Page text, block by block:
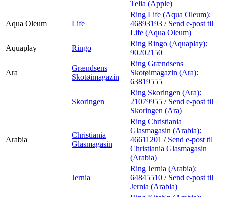
Telia (Apple)
Aqua Oleum Life
Ring Life (Aqua Oleum):
46893193 / Send e-post til
Life (Aqua Oleum)
Aquaplay
Ringo
Ring Ringo (Aquaplay):
90202150
Ara
Grændsens
Skotøimagazin
Ring Grændsens
Skotøimagazin (Ara):
63819555
Skoringen
Ring Skoringen (Ara):
21079955 / Send e-post til
Skoringen (Ara)
Arabia
Christiania
Glasmagasin
Ring Christiania
Glasmagasin (Arabia):
46611201 / Send e-post til
Christiania Glasmagasin
(Arabia)
Jernia
Ring Jernia (Arabia):
64845510 / Send e-post til
Jernia (Arabia)